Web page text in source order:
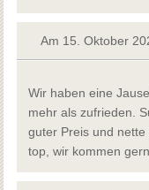
Am 15. Oktober
Wir haben eine
mehr als zufrieden.
guter Preis und
top, wir kommen